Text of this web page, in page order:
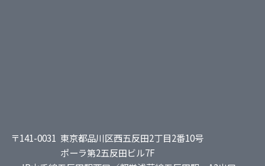
〒141-0031 東京都品川区西五反田2丁目2番10号
ポーラ第2五反田ビル7F